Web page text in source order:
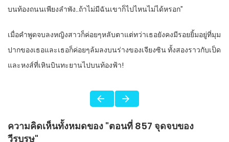
บนท้องถนนเพียงลำพัง..ถ้าไม่มีฉันเขาก็ไปไหนไม่ได้หรอก”
เมื่อคำพูดจบลงหญิงสาวก็ค่อยๆหลับตาแต่ทว่าเธอยังคงมีรอยยิ้มอยู่ที่มุม
ปากของเธอและเธอก็ค่อยๆล้มลงบนร่างของเจียงซิน ทั้งสองราวกับเป็ด
และหงส์ที่เหินบินทะยานไปบนท้องฟ้า!
ความคิดเห็นทั้งหมดของ "ตอนที่ 857 จุดจบของ
วีรบุรุษ"